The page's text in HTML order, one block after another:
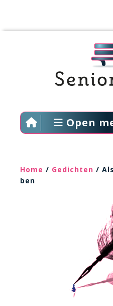
Open
Home / Gedichten /
ben